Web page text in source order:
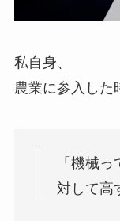
私自身、
農業に参入した
「機械
対して高